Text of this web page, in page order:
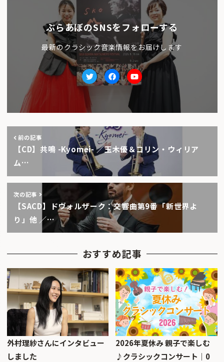
ぶらあぼのSNSをフォローする
最新のクラシック音楽情報をお届けします
TwitterfacebookYoutube
前の記事
【CD】共鳴 -Kyomei- ／玉木優＆コリン・ウィリア
ム…
次の記事
【SACD】ドヴォルザーク：交響曲第9番「新世界よ
り」他 ／…
おすすめ記事
外村理紗さんにインタビュー
しました
2026年夏休み 親子で楽しむ
♪クラシックコンサート｜0